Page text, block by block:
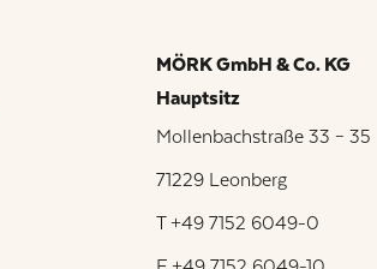
MÖRK GmbH & Co. KG
Hauptsitz
Mollenbachstraße 33 – 35
71229 Leonberg
T +49 7152 6049-0